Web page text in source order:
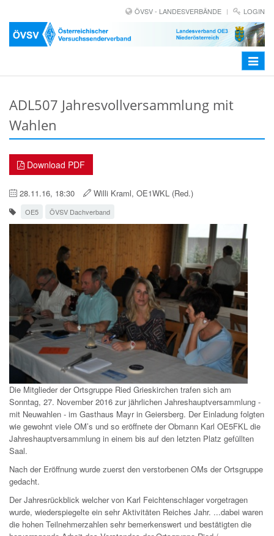
ÖVSV - LANDESVERBÄNDE LOGIN
Toggle
ADL507 Jahresvollversammlung mit
Wahlen
Download PDF
28.11.16, 18:30 Willi Kraml, OE1WKL (Red.)
OE5 ÖVSV Dachverband
Die Mitglieder der Ortsgruppe Ried Grieskirchen trafen sich am
Sonntag, 27. November 2016 zur jährlichen Jahreshauptversammlung -
mit Neuwahlen - im Gasthaus Mayr in Geiersberg. Der Einladung folgten
wie gewohnt viele OM’s und so eröffnete der Obmann Karl OE5FKL die
Jahreshauptversammlung in einem bis auf den letzten Platz gefüllten
Saal.
Nach der Eröffnung wurde zuerst den verstorbenen OMs der Ortsgruppe
gedacht.
Der Jahresrückblick welcher von Karl Feichtenschlager vorgetragen
wurde, wiederspiegelte ein sehr Aktivitäten Reiches Jahr. ...dabei waren
die hohen Teilnehmerzahlen sehr bemerkenswert und bestätigten die